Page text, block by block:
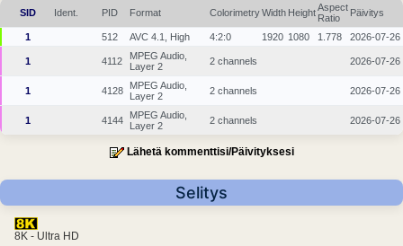
SID Ident. PID Format ColorimetryWidth HeightAspect
Ratio
Päivitys
1 512 AVC 4.1, High 4:2:0 1920 1080 1.778 2026-07-26
1 4112
MPEG Audio,
Layer 2
2 channels 2026-07-26
1 4128
MPEG Audio,
Layer 2
2 channels 2026-07-26
1 4144
MPEG Audio,
Layer 2
2 channels 2026-07-26
Lähetä kommenttisi/Päivityksesi
Selitys
8K - Ultra HD